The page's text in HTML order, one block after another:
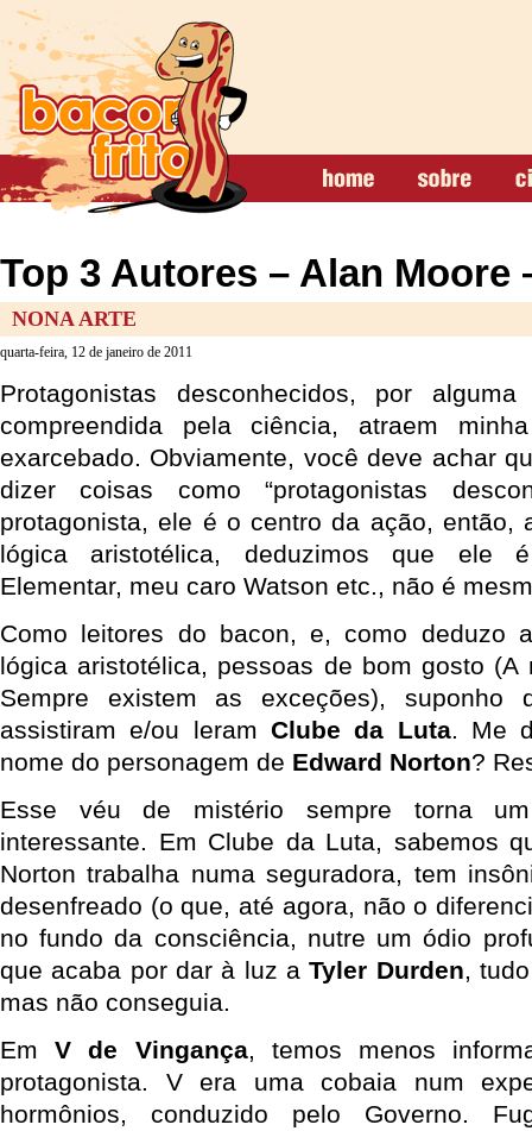
Top 3 Autores – Alan Moore
NONA ARTE
quarta-feira, 12 de janeiro de 2011
Protagonistas desconhecidos, por
compreendida pela ciência, atraem
exarcebado. Obviamente, você deve achar
dizer coisas como “protagonistas
protagonista, ele é o centro da ação, então,
lógica aristotélica, deduzimos que ele
Elementar, meu caro Watson etc., não é
Como leitores do bacon, e, como deduzo
lógica aristotélica, pessoas de bom gosto (A
Sempre existem as exceções), suponho
assistiram e/ou leram Clube da Luta. Me
nome do personagem de Edward Norton?
Esse véu de mistério sempre torna
interessante. Em Clube da Luta, sabemos
Norton trabalha numa seguradora, tem
desenfreado (o que, até agora, não o
no fundo da consciência, nutre um ódio
que acaba por dar à luz aTyler Durden,
mas não conseguia.
EmV de Vingança, temos menos
protagonista. V era uma cobaia num
hormônios, conduzido pelo Governo.